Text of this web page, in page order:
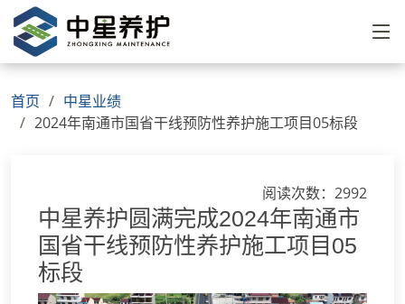
首页
中星业绩
2024年南通市国省干线预防性养护施工项目05标段
阅读次数：2992
中星养护圆满完成2024年南通市
国省干线预防性养护施工项目05
标段